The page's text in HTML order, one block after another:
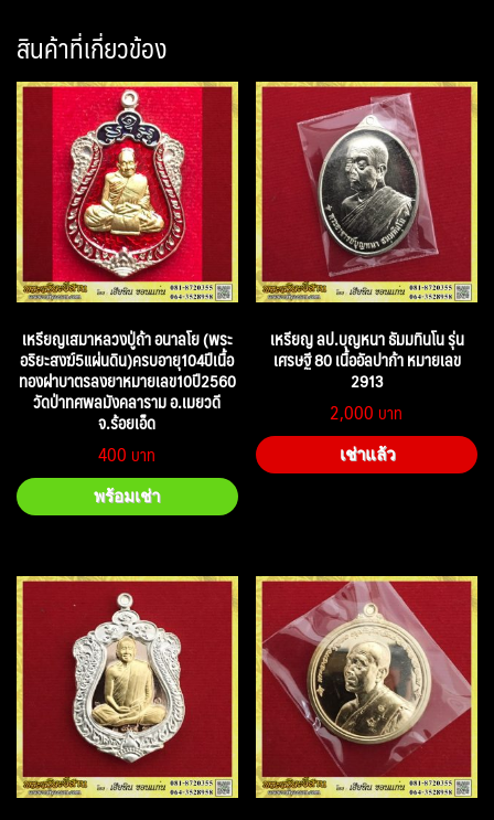
สินค้าที่เกี่ยวข้อง
เหรียญเสมาหลวงปู่ถ้า อนาลโย (พระ
อริยะสงฆ์5แผ่นดิน)ครบอายุ104ปีเนื้อ
ทองฝาบาตรลงยาหมายเลข10ปี2560
วัดป่าทศพลมังคลาราม อ.เมยวดี
จ.ร้อยเอ็ด
400
พร้อมเช่า
เหรียญ ลป.บุญหนา ธัมมทินโน รุ่น
เศรษฐี 80 เนื้ออัลปาก้า หมายเลข
2913
2,000
เช่าแล้ว